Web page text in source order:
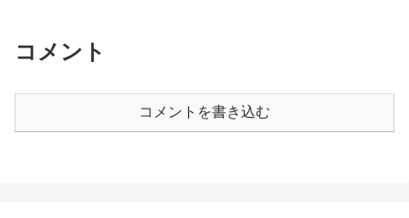
コメント
コメントを書き込む